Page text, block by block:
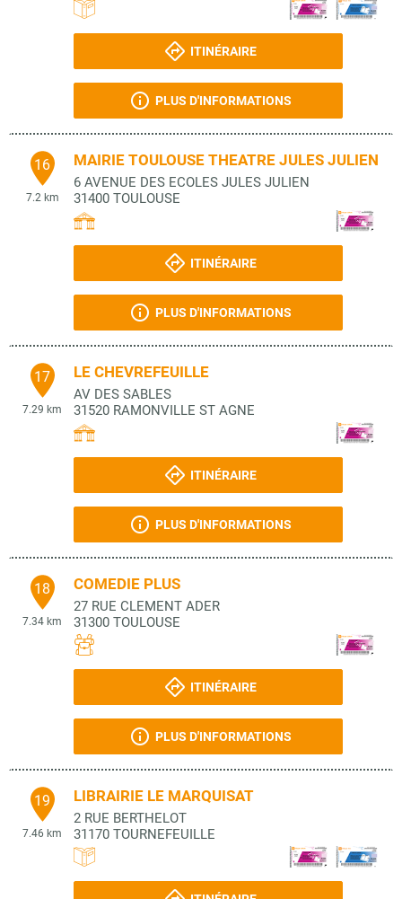
ITINÉRAIRE
PLUS D'INFORMATIONS
16
7.2 km
MAIRIE TOULOUSE THEATRE JULES JULIEN
6 AVENUE DES ECOLES JULES JULIEN
31400 TOULOUSE
ITINÉRAIRE
PLUS D'INFORMATIONS
17
7.29 km
LE CHEVREFEUILLE
AV DES SABLES
31520 RAMONVILLE ST AGNE
ITINÉRAIRE
PLUS D'INFORMATIONS
18
7.34 km
COMEDIE PLUS
27 RUE CLEMENT ADER
31300 TOULOUSE
ITINÉRAIRE
PLUS D'INFORMATIONS
19
7.46 km
LIBRAIRIE LE MARQUISAT
2 RUE BERTHELOT
31170 TOURNEFEUILLE